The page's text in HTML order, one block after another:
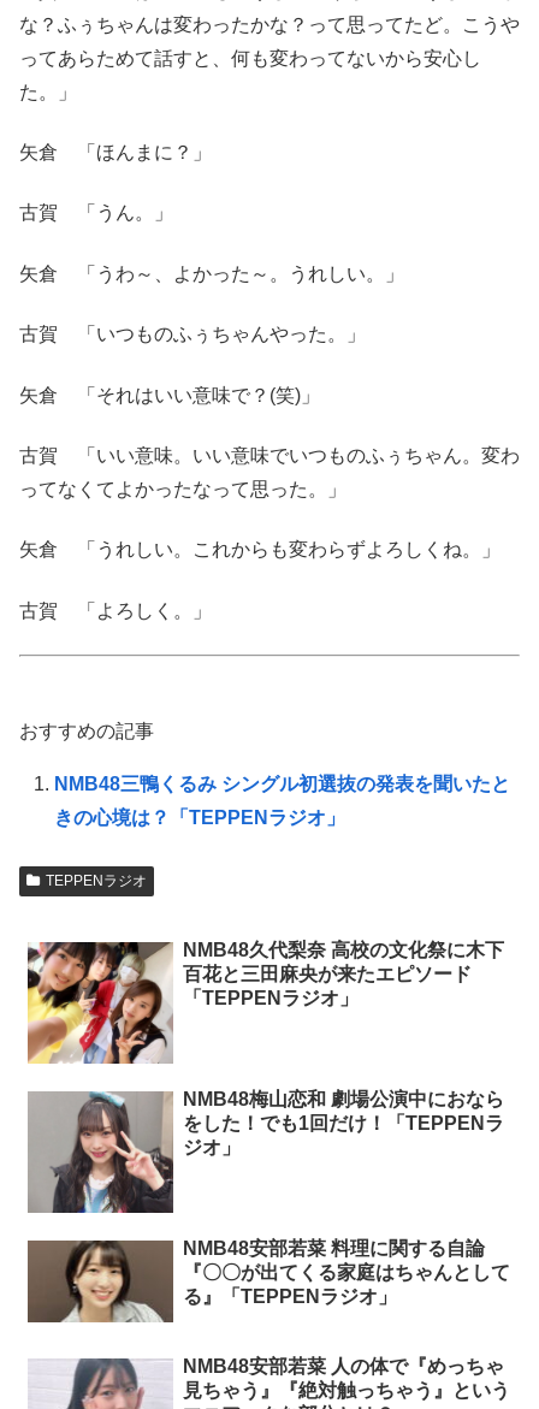
な？ふぅちゃんは変わったかな？って思ってたど。こうや
ってあらためて話すと、何も変わってないから安心し
た。」
矢倉 「ほんまに？」
古賀 「うん。」
矢倉 「うわ～、よかった～。うれしい。」
古賀 「いつものふぅちゃんやった。」
矢倉 「それはいい意味で？(笑)」
古賀 「いい意味。いい意味でいつものふぅちゃん。変わ
ってなくてよかったなって思った。」
矢倉 「うれしい。これからも変わらずよろしくね。」
古賀 「よろしく。」
おすすめの記事
NMB48三鴨くるみ シングル初選抜の発表を聞いたと
きの心境は？「TEPPENラジオ」
TEPPENラジオ
NMB48久代梨奈 高校の文化祭に木下
百花と三田麻央が来たエピソード
「TEPPENラジオ」
NMB48梅山恋和 劇場公演中におなら
をした！でも1回だけ！「TEPPENラ
ジオ」
NMB48安部若菜 料理に関する自論
『〇〇が出てくる家庭はちゃんとして
る』「TEPPENラジオ」
NMB48安部若菜 人の体で『めっちゃ
見ちゃう』『絶対触っちゃう』という